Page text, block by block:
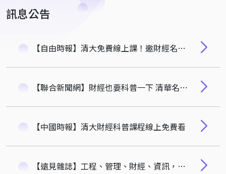
訊息公告
【自由時報】清大免費線上課！邀財經名師化身YouTuber開講
【聯合新聞網】財經也要科普一下 清華名師化身YouTuber來解惑
【中國時報】清大財經科普課程線上免費看
【遠見雜誌】工程、管理、財經、資訊，碩士起薪五強大學出列_遠見雜誌_管理學群 台大、清大50K並列第一，跨域成新顯學